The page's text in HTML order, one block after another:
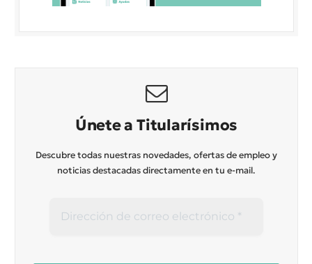
Únete a Titularísimos
Descubre todas nuestras novedades, ofertas de empleo y
noticias destacadas directamente en tu e-mail.